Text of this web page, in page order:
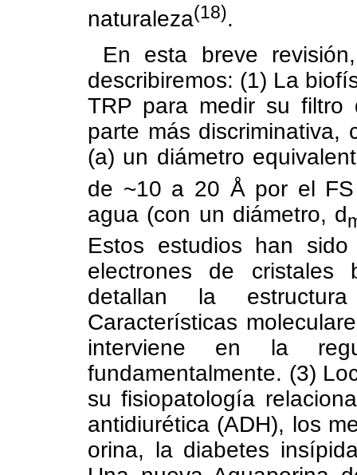
naturaleza(18).
En esta breve
describiremos: (1) La
TRP para medir su filtro
parte más discriminativa,
(a) un diámetro
de ~10 a 20 Å por el
agua (con un diámetro, d
Estos estudios han
electrones de cristales
detallan la
Características
interviene en la
fundamentalmente. (3)
su fisiopatología
antidiurética (ADH), los
orina, la diabetes